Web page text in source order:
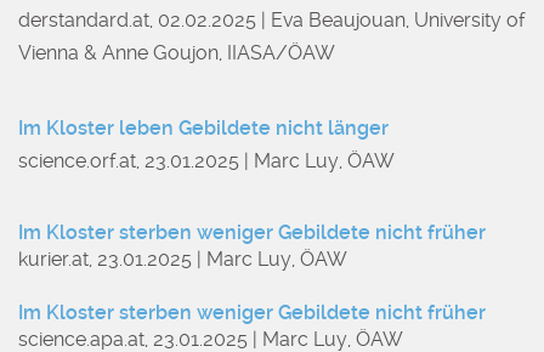
derstandard.at, 02.02.2025 | Eva Beaujouan, University of
Vienna & Anne Goujon, IIASA/ÖAW
Im Kloster leben Gebildete nicht länger
science.orf.at, 23.01.2025 | Marc Luy, ÖAW
Im Kloster sterben weniger Gebildete nicht früher
kurier.at, 23.01.2025 | Marc Luy, ÖAW
Im Kloster sterben weniger Gebildete nicht früher
science.apa.at, 23.01.2025 | Marc Luy, ÖAW